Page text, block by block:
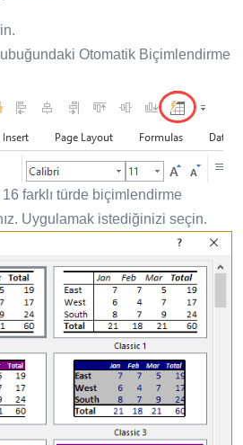
Otomatik Biçimlendirme
16 farklı türde biçimlendirme
Uygulamak istediğinizi seçin.